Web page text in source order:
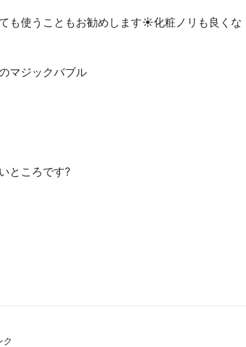
も使うこともお勧めします☀️化粧ノリも良くな
マジックバブル
ところです?
ク